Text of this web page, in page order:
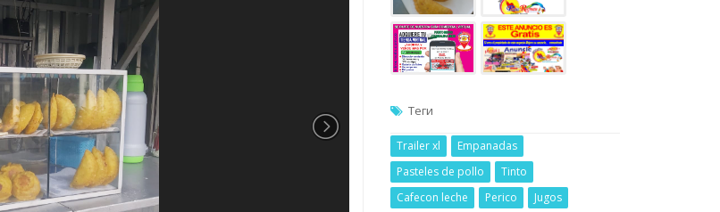
Теги
Trailer xl
Empanadas
Pasteles de pollo
Tinto
Cafecon leche
Perico
Jugos